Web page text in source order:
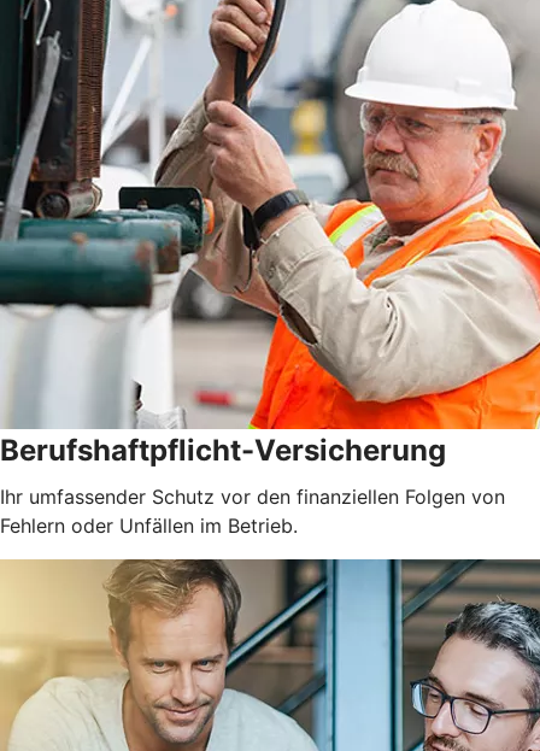
Berufshaftpflicht-Versicherung
Ihr umfassender Schutz vor den finanziellen Folgen von
Fehlern oder Unfällen im Betrieb.